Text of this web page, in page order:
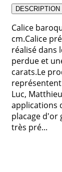
DESCRIPTION
Calice
cm.Calice
réalisé dans
perdue et
carats.Le
Luc,
applications
placage d'or
très pré...